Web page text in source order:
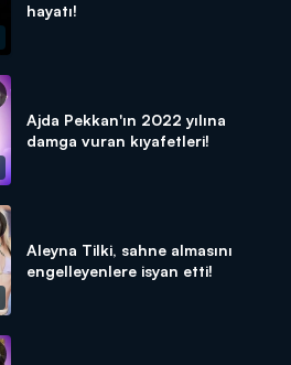
hayatı!
Ajda Pekkan'ın 2022 yılına
damga vuran kıyafetleri!
Aleyna Tilki, sahne almasını
engelleyenlere isyan etti!